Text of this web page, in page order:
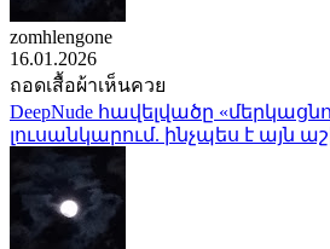
zomhlengone
16.01.2026
ถอดเสื้อผ้าเห็นควย
DeepNude հավելվածը
լուսանկարում. ինչպես է այն